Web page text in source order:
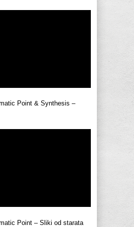
Point & Synthesis –
Point – Sliki od starata